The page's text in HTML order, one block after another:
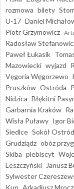
rozmowa bilety
U-17 Daniel
Piotr Grzymowicz
Radosław
Paweł Łukasik
Mazowiecki wyjazd
Vęgoria Węgorzewo
Pruszków Ostróda
Nidzica Błękitni
Garbarnia Kraków
Wisła Puławy Igor
Siedlce Sokół
Grudziądz obóz
Skiba plebiscyt
Leszczyński
Janusz
Sylwester
Kun Arkadiusz